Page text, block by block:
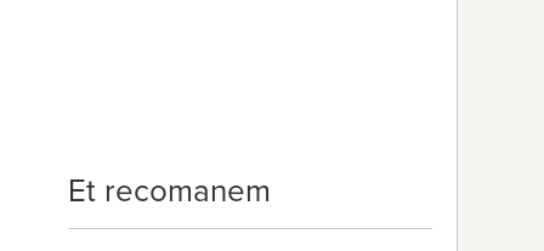
Et recomanem